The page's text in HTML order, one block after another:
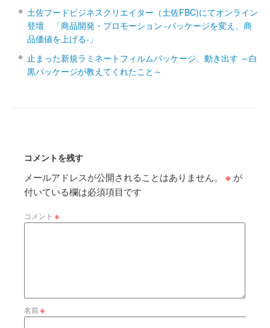
土佐フードビジネスクリエイター（土佐FBC)にてオンライン
登壇 「商品開発・プロモーション ‐パッケージを変え、商
品価値を上げる‐」
止まった新規ラミネートフィルムパッケージ、動き出す ～白
黒パッケージが教えてくれたこと～
コメントを残す
メールアドレスが公開されることはありません。 ※ が
付いている欄は必須項目です
コメント ※
名前※